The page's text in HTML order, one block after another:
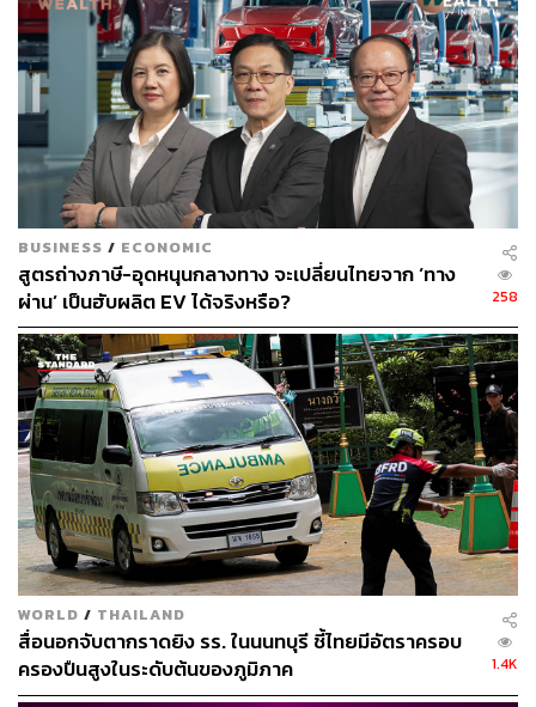
BUSINESS / ECONOMIC
สูตรถ่างภาษี-อุดหนุนกลางทาง จะเปลี่ยนไทยจาก ‘ทาง
ผ่าน’ เป็นฮับผลิต EV ได้จริงหรือ?
258
WORLD / THAILAND
สื่อนอกจับตากราดยิง รร. ในนนทบุรี ชี้ไทยมีอัตราครอบ
ครองปืนสูงในระดับต้นของภูมิภาค
1.4K